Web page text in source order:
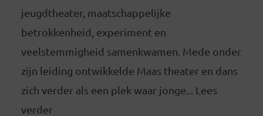
jeugdtheater, maatschappelijke
betrokkenheid, experiment en
veelstemmigheid samenkwamen. Mede onder
zijn leiding ontwikkelde Maas theater en dans
zich verder als een plek waar jonge... Lees
verder